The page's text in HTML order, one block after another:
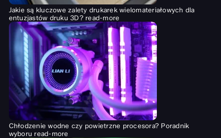
Jakie są kluczowe zalety drukarek wielomateriałowych dla
entuzjastów druku 3D? read-more
Chłodzenie wodne czy powietrzne procesora? Poradnik
wyboru read-more